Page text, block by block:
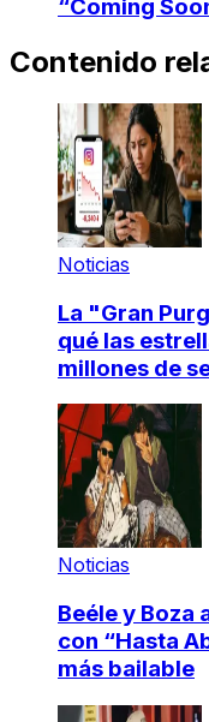
“Coming
Contenido
Noticias
La "Gran
qué las
millones de
Noticias
Beéle y Boza
con “Hasta
más bailable